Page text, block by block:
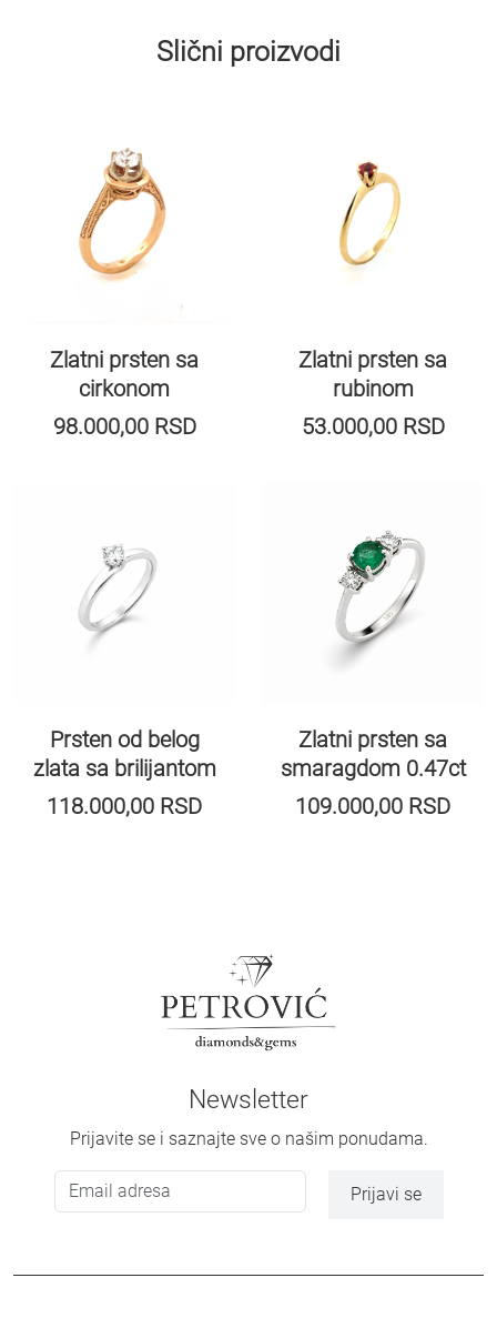
Slični proizvodi
Zlatni prsten sa
cirkonom
98.000,00 RSD
Zlatni prsten sa
rubinom
53.000,00 RSD
Prsten od belog
zlata sa brilijantom
118.000,00 RSD
Zlatni prsten sa
smaragdom 0.47ct
109.000,00 RSD
Newsletter
Prijavite se i saznajte sve o našim ponudama.
Prijavi se